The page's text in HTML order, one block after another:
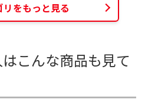
リをもっと見る
こんな商品も見て